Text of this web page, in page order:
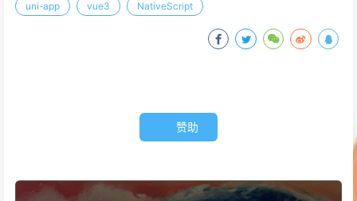
uni-app vue3 NativeScript
赞助